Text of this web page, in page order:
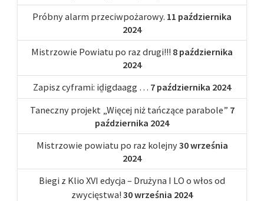
Próbny alarm przeciwpożarowy. 11 października
2024
Mistrzowie Powiatu po raz drugi!!! 8 października
2024
Zapisz cyframi: iḏigdaagg … 7 października 2024
Taneczny projekt „Więcej niż tańczące parabole” 7
października 2024
Mistrzowie powiatu po raz kolejny30 września
2024
Biegi z Klio XVI edycja – Drużyna I LO o włos od
zwycięstwa! 30 września 2024